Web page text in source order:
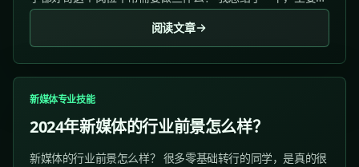
阅读文章
新媒体专业技能
2024年新媒体的行业前景怎么样？
新媒体的行业前景怎么样？ 很多零基础转行的同学，是真的很